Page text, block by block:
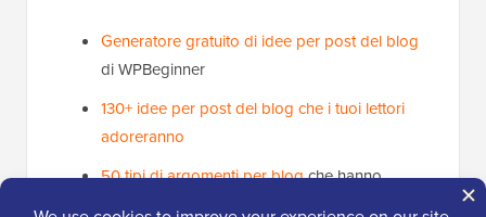
Generatore gratuito di idee per post del blog
di WPBeginner
130+ idee per post del blog che i tuoi lettori
adoreranno
50 tipi di argomenti per blogche hanno